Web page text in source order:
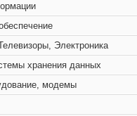
Электроника
хранения данных
модемы